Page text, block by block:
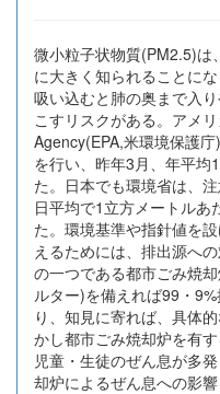
微小粒子状物質(PM2.5)は
に大きく知られることに
吸い込むと肺の奥まで入
こすリスクがある。アメ
Agency(EPA,米環境保護
を行い、昨年3月、年平
た。日本でも環境省は、
日平均で1立方メートル
た。環境基準や指針値を
えるためには、排出源へ
の一つである都市ごみ焼
ルター)を備えれば99・
り、知見に寄れば、具体
かし都市ごみ焼却炉を有
児童・生徒のぜん息が多
却炉によるぜん息への影響